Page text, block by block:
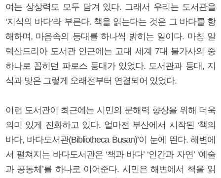
여는 상상력도 모두 담겨 있다. 그래서 우리는 도서관을
‘지식의 바다’라 부른다. 책을 읽는다는 것은 그 바다를 항
해하며, 마음속의 등대를 하나씩 밝히는 일이다. 마침 알
렉산드리아 도서관 인근에는 고대 세계 7대 불가사의 중
하나로 꼽히던 파로스 등대가 있었다. 도서관과 등대, 지
식과 빛은 그렇게 오래전부터 연결되어 있었다.
이런 도서관이 최근에는 시민의 문해력 향상을 위해 더욱
의미 있게 진화하고 있다. 얼마전 부산에서 시작된 ‘책의
바다, 바다도서관(Bibliotheca Busan)’이 눈에 띈다. 해변에
서 펼쳐지는 바다도서관은 ‘책과 바다’ ‘인간과 자연’ ‘예술
과 공동체’를 하나로 이어준다. 시민은 해변에서 책을 읽